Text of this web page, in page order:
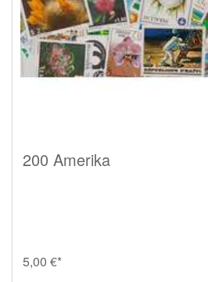
200 Amerika
5,00 €*